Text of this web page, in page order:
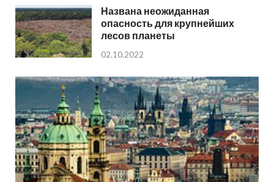
Названа неожиданная
опасность для крупнейших
лесов планеты
02.10.2022